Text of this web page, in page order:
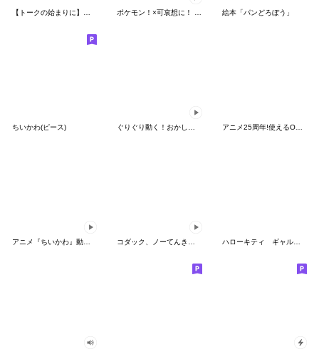
絵本「パンどろぼう」
ちいかわ(ピース) アニメ25周年!使えるONE PIECEスタンプ
アニメ『ちいかわ』動くLINEスタンプ vol.2 コダック、ノーてんきに悩み中！ ハローキティ ギャルバイブス♡